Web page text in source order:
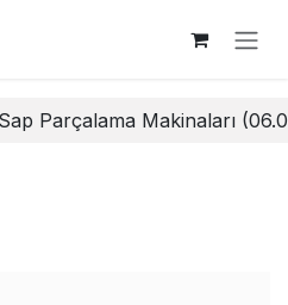
Parçalama Makinaları